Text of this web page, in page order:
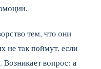
тем, что они
не так поймут, если
вопрос: а